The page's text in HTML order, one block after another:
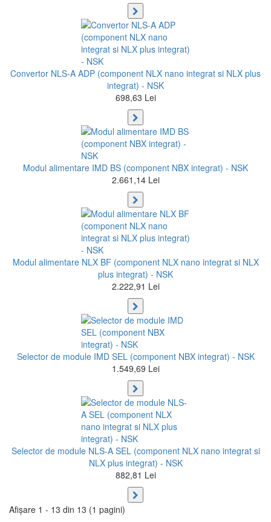
Convertor NLS-A ADP (component NLX nano integrat si NLX plus
integrat) - NSK
698,63 Lei
Modul alimentare IMD BS (component NBX integrat) - NSK
2.661,14 Lei
Modul alimentare NLX BF (component NLX nano integrat si NLX
plus integrat) - NSK
2.222,91 Lei
Selector de module IMD SEL (component NBX integrat) - NSK
1.549,69 Lei
Selector de module NLS-A SEL (component NLX nano integrat si
NLX plus integrat) - NSK
882,81 Lei
Afişare 1 - 13 din 13 (1 pagini)